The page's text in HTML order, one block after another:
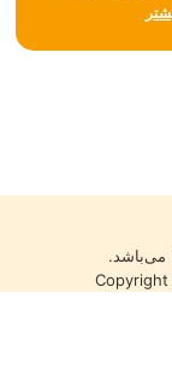
امنیتی و
مشاوره
عرضه می‌شوند